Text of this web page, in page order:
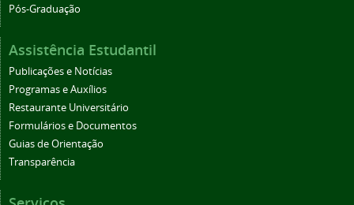
Pós-Graduação
Assistência Estudantil
Publicações e Notícias
Programas e Auxílios
Restaurante Universitário
Formulários e Documentos
Guias de Orientação
Transparência